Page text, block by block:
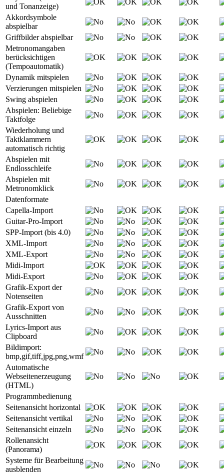
und Tonanzeige)
Akkordsymbole
abspielbar
Griffbilder abspielbar
Metronomangaben
berücksichtigen
(Tempoautomatik)
Dynamik mitspielen
Verzierungen mitspielen
Swing abspielen
Abspielen: Beliebige
Taktfolge
Wiederholung und
Taktklammern
automatisch richtig
Abspielen mit
Endlosschleife
Abspielen mit
Metronomklick
Datenformate
Capella-Import
Guitar-Pro-Import
SPP-Import (bis 4.0)
XML-Import
XML-Export
Midi-Import
Midi-Export
Grafik-Export der
Notenseiten
Grafik-Export von
Ausschnitten
Lyrics-Import aus
Clipboard
Bildimport:
bmp,gif,tiff,jpg,png,wmf
Automatische
Webseitenerzeugung
(HTML)
Programmbedienung
Seitenansicht horizontal
Seitenansicht vertikal
Seitenansicht einzeln
Rollenansicht
(Panorama)
Systeme für Bearbeitung
ausblenden